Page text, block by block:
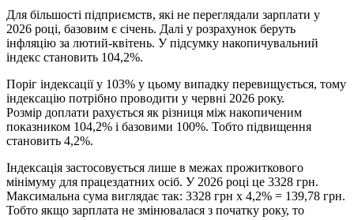
Для більшості підприємств, які не переглядали зарплати у
2026 році, базовим є січень. Далі у розрахунок беруть
інфляцію за лютий-квітень. У підсумку накопичувальний
індекс становить 104,2%.
Поріг індексації у 103% у цьому випадку перевищується, тому
індексацію потрібно проводити у червні 2026 року.
Розмір доплати рахується як різниця між накопиченим
показником 104,2% і базовими 100%. Тобто підвищення
становить 4,2%.
Індексація застосовується лише в межах прожиткового
мінімуму для працездатних осіб. У 2026 році це 3328 грн.
Максимальна сума виглядає так: 3328 грн x 4,2% = 139,78 грн.
Тобто якщо зарплата не змінювалася з початку року, то